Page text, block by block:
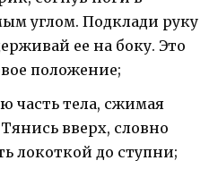
углом. Подклади руку
ее на боку. Это
положение;
часть тела, сжимая
вверх, словно
локоткой до ступни;